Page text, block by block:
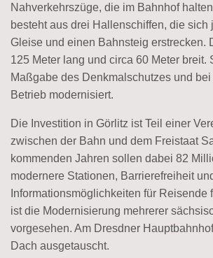
Nahverkehrszüge, die im Bahnhof
besteht aus drei Hallenschiffen, die sich
Gleise und einen Bahnsteig erstrecken.
125 Meter lang und circa 60 Meter breit.
Maßgabe des Denkmalschutzes und
Betrieb modernisiert.
Die Investition in Görlitz ist Teil einer
zwischen der Bahn und dem Freistaat
kommenden Jahren sollen dabei 82
modernere Stationen, Barrierefreiheit
Informationsmöglichkeiten für Reisende
ist die Modernisierung mehrerer
vorgesehen. Am Dresdner
Dach ausgetauscht.